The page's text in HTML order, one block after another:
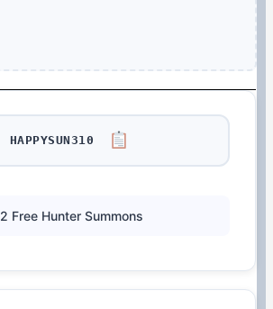
HAPPYSUN310
2 Free Hunter Summons